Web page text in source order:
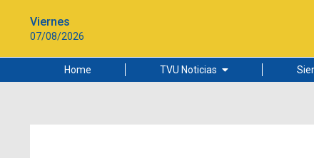
Viernes
07/08/2026
Home TVU Noticias
Ciudad